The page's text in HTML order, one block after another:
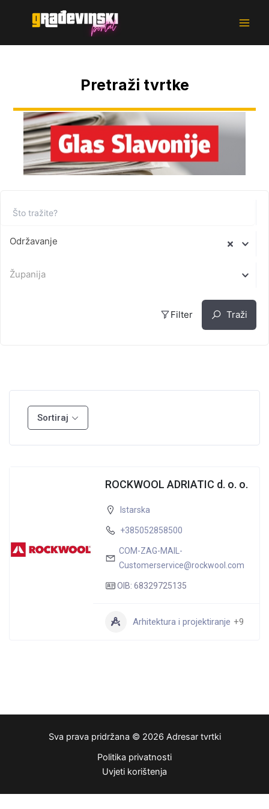
Pretraži tvrtke
Održavanje
Županija
Filter Traži
Sortiraj
ROCKWOOL ADRIATIC d. o. o.
Istarska
+385052858500
COM-ZAG-MAIL-
Customerservice@rockwool.com
OIB: 68329725135
Arhitektura i projektiranje +9
Sva prava pridržana © 2026 Adresar tvrtki
Politika privatnosti
Uvjeti korištenja